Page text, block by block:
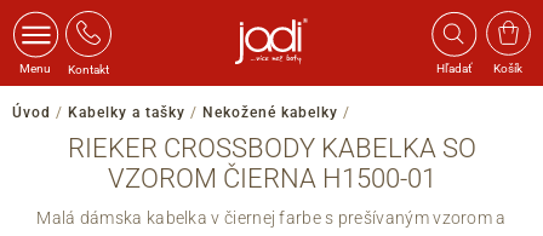
Menu Kontakt Hľadať Košík
Úvod / Kabelky a tašky / Nekožené kabelky /
RIEKER CROSSBODY KABELKA SO
VZOROM ČIERNA H1500-01
Malá dámska kabelka v čiernej farbe s prešívaným vzorom a